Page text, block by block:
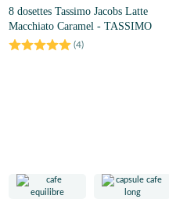
8 dosettes Tassimo Jacobs Latte
Macchiato Caramel - TASSIMO
(4)